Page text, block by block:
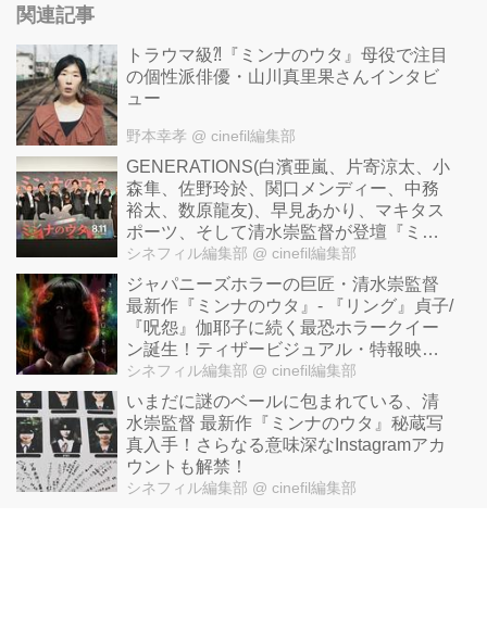
関連記事
トラウマ級⁈『ミンナのウタ』母役で注目
の個性派俳優・山川真里果さんインタビ
ュー
野本幸孝 @ cinefil編集部
GENERATIONS(白濱亜嵐、片寄涼太、小
森隼、佐野玲於、関口メンディー、中務
裕太、数原龍友)、早見あかり、マキタス
ポーツ、そして清水崇監督が登壇『ミン
ナのウタ』完成披露試写会！
シネフィル編集部 @ cinefil編集部
ジャパニーズホラーの巨匠・清水崇監督
最新作『ミンナのウタ』- 『リング』貞子/
『呪怨』伽耶子に続く最恐ホラークイー
ン誕生！ティザービジュアル・特報映像
解禁！
シネフィル編集部 @ cinefil編集部
いまだに謎のベールに包まれている、清
水崇監督 最新作『ミンナのウタ』秘蔵写
真入手！さらなる意味深なInstagramアカ
ウントも解禁！
シネフィル編集部 @ cinefil編集部